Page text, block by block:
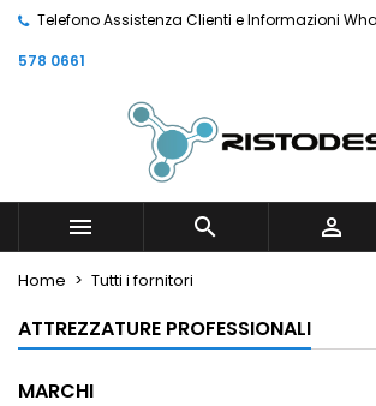
Telefono Assistenza Clienti e Informazioni
578 0661
  
Home Tutti i fornitori
ATTREZZATURE PROFESSIONALI
MARCHI